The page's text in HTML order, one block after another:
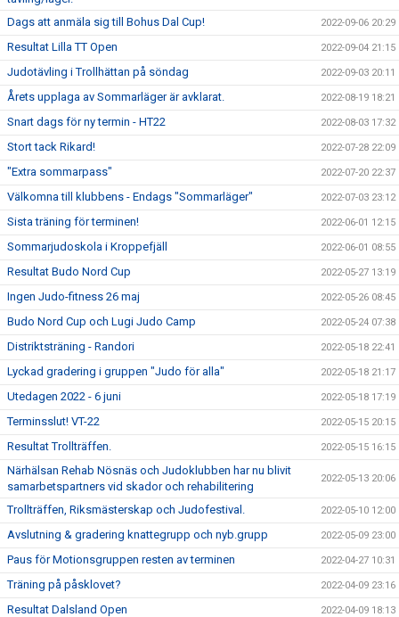
Dags att anmäla sig till Bohus Dal Cup!
2022-09-06 20:29
Resultat Lilla TT Open 2022-09-04 21:15
Judotävling i Trollhättan på söndag 2022-09-03 20:11
Årets upplaga av Sommarläger är avklarat. 2022-08-19 18:21
Snart dags för ny termin - HT22 2022-08-03 17:32
Stort tack Rikard! 2022-07-28 22:09
"Extra sommarpass" 2022-07-20 22:37
Välkomna till klubbens - Endags "Sommarläger" 2022-07-03 23:12
Sista träning för terminen! 2022-06-01 12:15
Sommarjudoskola i Kroppefjäll 2022-06-01 08:55
Resultat Budo Nord Cup 2022-05-27 13:19
Ingen Judo-fitness 26 maj 2022-05-26 08:45
Budo Nord Cup och Lugi Judo Camp 2022-05-24 07:38
Distriktsträning - Randori 2022-05-18 22:41
Lyckad gradering i gruppen "Judo för alla" 2022-05-18 21:17
Utedagen 2022 - 6 juni 2022-05-18 17:19
Terminsslut! VT-22 2022-05-15 20:15
Resultat Trollträffen. 2022-05-15 16:15
Närhälsan Rehab Nösnäs och Judoklubben har nu blivit
samarbetspartners vid skador och rehabilitering
2022-05-13 20:06
Trollträffen, Riksmästerskap och Judofestival. 2022-05-10 12:00
Avslutning & gradering knattegrupp och nyb.grupp 2022-05-09 23:00
Paus för Motionsgruppen resten av terminen 2022-04-27 10:31
Träning på påsklovet? 2022-04-09 23:16
Resultat Dalsland Open 2022-04-09 18:13